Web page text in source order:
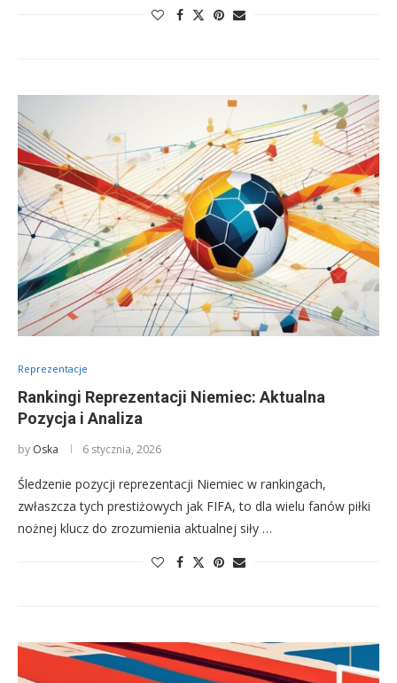
Reprezentacje
Rankingi Reprezentacji Niemiec: Aktualna
Pozycja i Analiza
by Oska 6 stycznia, 2026
Śledzenie pozycji reprezentacji Niemiec w rankingach,
zwłaszcza tych prestiżowych jak FIFA, to dla wielu fanów piłki
nożnej klucz do zrozumienia aktualnej siły …